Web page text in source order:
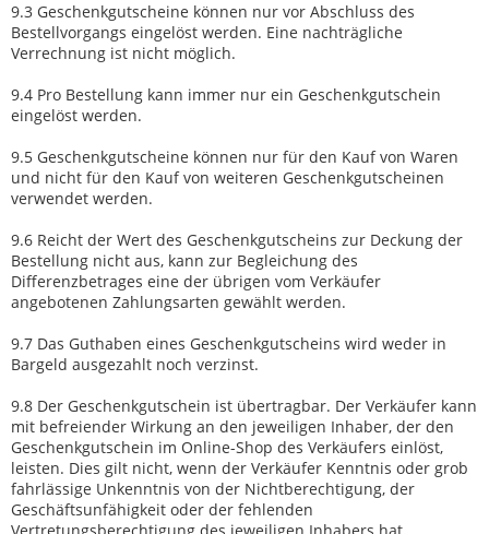
9.3 Geschenkgutscheine können nur vor Abschluss des
Bestellvorgangs eingelöst werden. Eine nachträgliche
Verrechnung ist nicht möglich.
9.4 Pro Bestellung kann immer nur ein Geschenkgutschein
eingelöst werden.
9.5 Geschenkgutscheine können nur für den Kauf von Waren
und nicht für den Kauf von weiteren Geschenkgutscheinen
verwendet werden.
9.6 Reicht der Wert des Geschenkgutscheins zur Deckung der
Bestellung nicht aus, kann zur Begleichung des
Differenzbetrages eine der übrigen vom Verkäufer
angebotenen Zahlungsarten gewählt werden.
9.7 Das Guthaben eines Geschenkgutscheins wird weder in
Bargeld ausgezahlt noch verzinst.
9.8 Der Geschenkgutschein ist übertragbar. Der Verkäufer kann
mit befreiender Wirkung an den jeweiligen Inhaber, der den
Geschenkgutschein im Online-Shop des Verkäufers einlöst,
leisten. Dies gilt nicht, wenn der Verkäufer Kenntnis oder grob
fahrlässige Unkenntnis von der Nichtberechtigung, der
Geschäftsunfähigkeit oder der fehlenden